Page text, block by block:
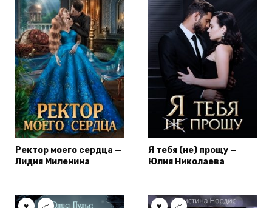
Ректор моего сердца —
Лидия Миленина
Я тебя (не) прощу —
Юлия Николаева